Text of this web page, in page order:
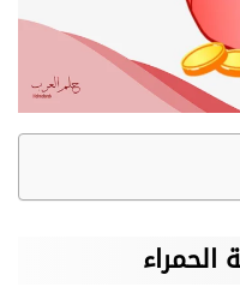
الحمراء